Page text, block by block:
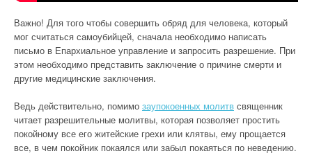
Важно! Для того чтобы совершить обряд для человека, который
мог считаться самоубийцей, сначала необходимо написать
письмо в Епархиальное управление и запросить разрешение. При
этом необходимо представить заключение о причине смерти и
другие медицинские заключения.
Ведь действительно, помимо заупокоенных молитв священник
читает разрешительные молитвы, которая позволяет простить
покойному все его житейские грехи или клятвы, ему прощается
все, в чем покойник покаялся или забыл покаяться по неведению.